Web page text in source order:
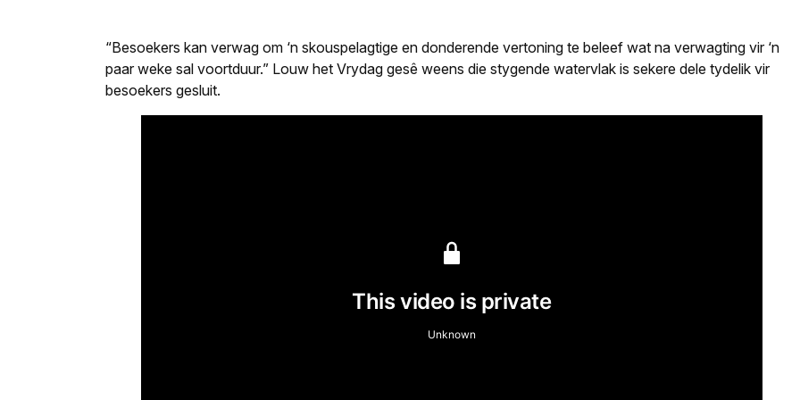
“Besoekers kan verwag om ‘n skouspelagtige en donderende vertoning te beleef wat na verwagting vir ‘n
paar weke sal voortduur.” Louw het Vrydag gesê weens die stygende watervlak is sekere dele tydelik vir
besoekers gesluit.